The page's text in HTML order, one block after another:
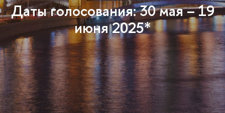
Даты голосования: 30 мая – 19
июня 2025*